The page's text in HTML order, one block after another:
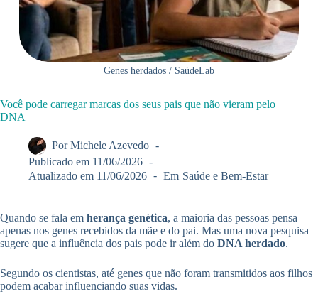
Genes herdados / SaúdeLab
Você pode carregar marcas dos seus pais que não vieram pelo
DNA
Por Michele Azevedo
Publicado em 11/06/2026
Atualizado em 11/06/2026 Em Saúde e Bem-Estar
Quando se fala em herança genética, a maioria das pessoas pensa
apenas nos genes recebidos da mãe e do pai. Mas uma nova pesquisa
sugere que a influência dos pais pode ir além do DNA herdado.
Segundo os cientistas, até genes que não foram transmitidos aos filhos
podem acabar influenciando suas vidas.